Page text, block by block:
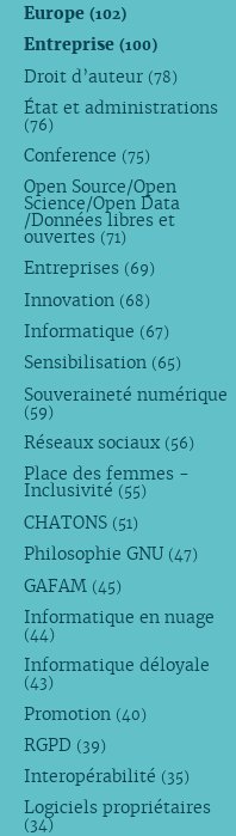
Europe (102)
Entreprise (100)
Droit d’auteur (78)
État et administrations
(76)
Conference (75)
Open Source/Open
Science/Open Data
/Données libres et
ouvertes (71)
Entreprises (69)
Innovation (68)
Informatique (67)
Sensibilisation (65)
Souveraineté numérique
(59)
Réseaux sociaux (56)
Place des femmes -
Inclusivité (55)
CHATONS (51)
Philosophie GNU (47)
GAFAM (45)
Informatique en nuage
(44)
Informatique déloyale
(43)
Promotion (40)
RGPD (39)
Interopérabilité (35)
Logiciels propriétaires
(34)